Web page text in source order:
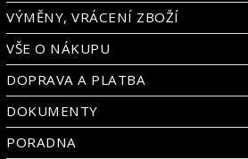
VÝMĚNY, VRÁCENÍ ZBOŽÍ
VŠE O NÁKUPU
DOPRAVA A PLATBA
DOKUMENTY
PORADNA